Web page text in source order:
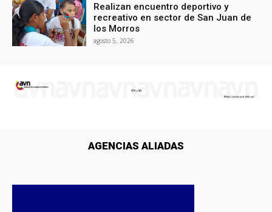
Realizan encuentro deportivo y
recreativo en sector de San Juan de
los Morros
agosto 5, 2026
AGENCIAS ALIADAS